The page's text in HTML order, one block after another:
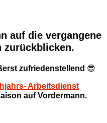
auf die vergangene
zurückblicken.
zufriedenstellend 😎
Arbeitsdienst
auf Vordermann.